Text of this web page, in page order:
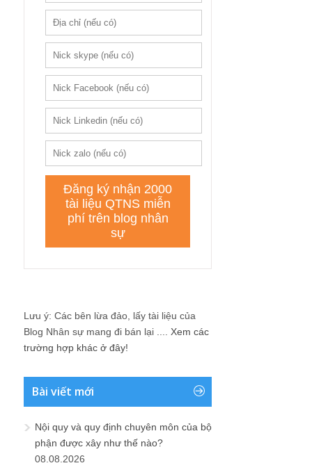
Lưu ý: Các bên lừa đảo, lấy tài liệu của
Blog Nhân sự mang đi bán lại .... Xem các
trường hợp khác ở đây!
Bài viết mới
Nội quy và quy định chuyên môn của bộ
phận được xây như thế nào?
08.08.2026